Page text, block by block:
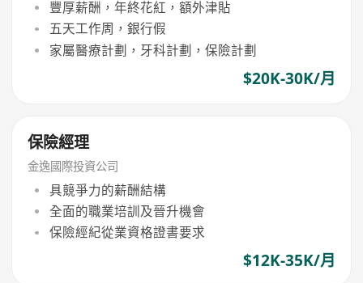
豐厚薪酬，年終花紅，額外津貼
五天工作周，銀行假
家屬醫療計劃，牙科計劃，保險計劃
$20K-30K/月
保險經理
金逸國際投資公司
具競爭力的薪酬結構
全面的職業培訓及晉升機會
保險經紀從業資格證書要求
$12K-35K/月